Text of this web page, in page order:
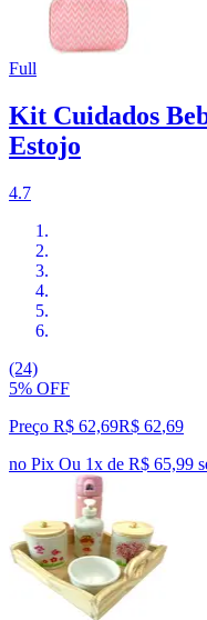
Full
Kit Cuidados
Estojo
4.7
(24)
5% OFF
Preço R$ 62,69R$ 62,69
no Pix Ou 1x de R$ 65,99